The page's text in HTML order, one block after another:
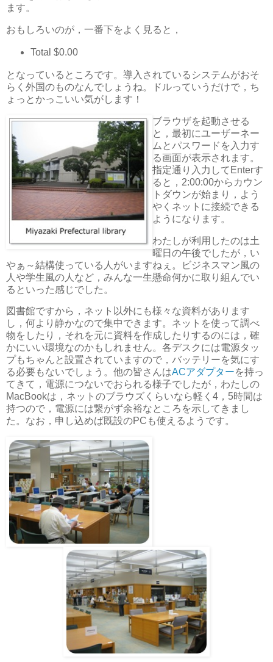
ます。
おもしろいのが，一番下をよく見ると，
Total $0.00
となっているところです。導入されているシステムがおそ
らく外国のものなんでしょうね。ドルっていうだけで，ち
ょっとかっこいい気がします！
ブラウザを起動させる
と，最初にユーザーネー
ムとパスワードを入力す
る画面が表示されます。
指定通り入力してEnterす
ると，2:00:00からカウン
トダウンが始まり，よう
やくネットに接続できる
ようになります。
わたしが利用したのは土
曜日の午後でしたが，い
やぁ～結構使っている人がいますねぇ。ビジネスマン風の
人や学生風の人など，みんな一生懸命何かに取り組んでい
るといった感じでした。
図書館ですから，ネット以外にも様々な資料があります
し，何より静かなので集中できます。ネットを使って調べ
物をしたり，それを元に資料を作成したりするのには，確
かにいい環境なのかもしれません。各デスクには電源タッ
プもちゃんと設置されていますので，バッテリーを気にす
る必要もないでしょう。他の皆さんはACアダプターを持っ
てきて，電源につないでおられる様子でしたが，わたしの
MacBookは，ネットのブラウズくらいなら軽く4，5時間は
持つので，電源には繋がず余裕なところを示してきまし
た。なお，申し込めば既設のPCも使えるようです。